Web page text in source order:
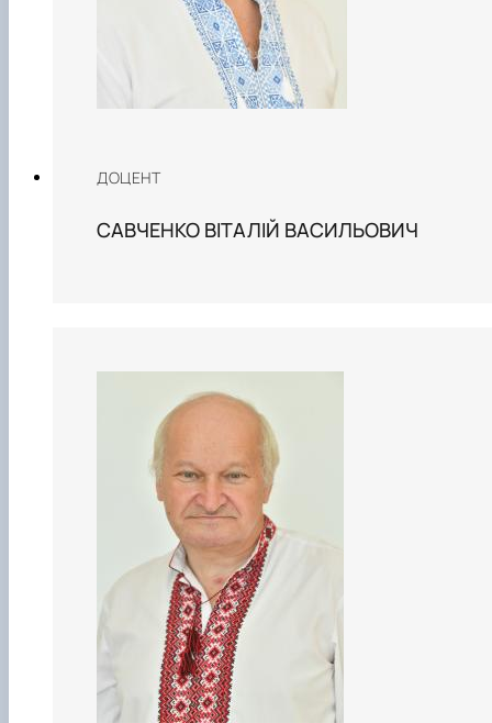
ДОЦЕНТ
САВЧЕНКО ВІТАЛІЙ ВАСИЛЬОВИЧ